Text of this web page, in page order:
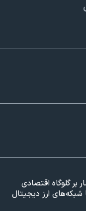
بر گلوگاه اقتصادی
شبکه‌های ارز دیجیتال